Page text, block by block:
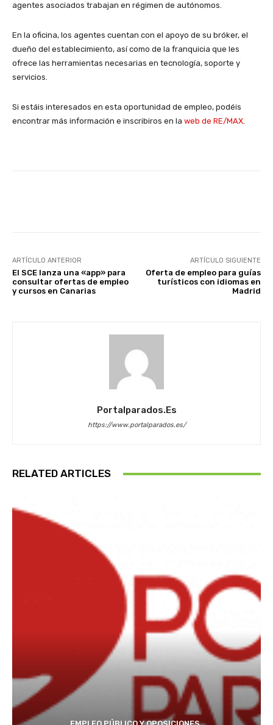
agentes asociados trabajan en régimen de autónomos.
En la oficina, los agentes cuentan con el apoyo de su bróker, el
dueño del establecimiento, así como de la franquicia que les
ofrece las herramientas necesarias en tecnología, soporte y
servicios.
Si estáis interesados en esta oportunidad de empleo, podéis
encontrar más información e inscribiros en la web de RE/MAX.
ARTÍCULO ANTERIOR
El SCE lanza una «app» para
consultar ofertas de empleo
y cursos en Canarias
ARTÍCULO SIGUIENTE
Oferta de empleo para guías
turísticos con idiomas en
Madrid
Portalparados.es
https://www.portalparados.es/
RELATED ARTICLES